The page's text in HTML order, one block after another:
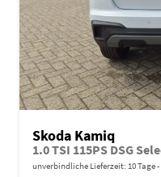
Skoda Kamiq
unverbindliche Lieferzeit: 10 Tage